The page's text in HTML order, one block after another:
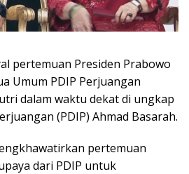
pertemuan Presiden Prabowo
Umum PDIP Perjuangan
dalam waktu dekat di ungkap
(PDIP) Ahmad Basarah.
pertemuan
dari PDIP untuk